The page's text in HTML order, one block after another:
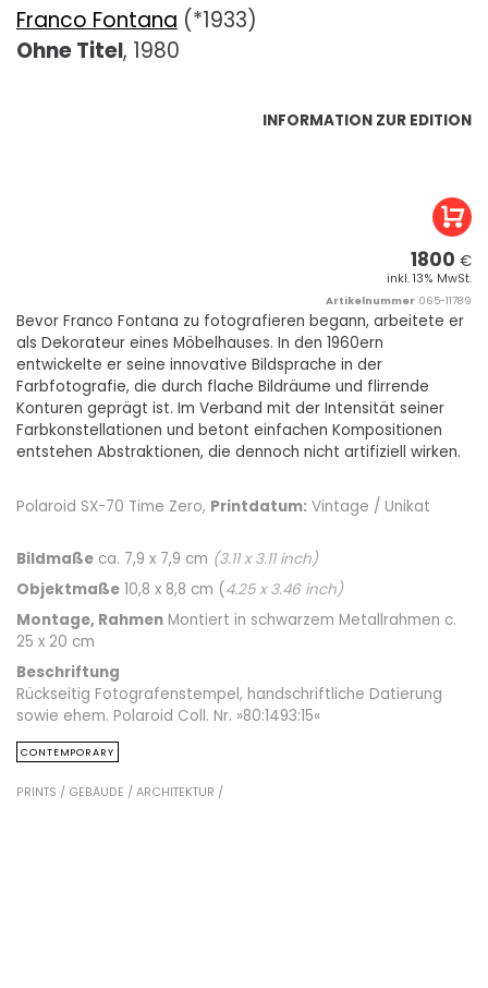
Franco Fontana (*1933)
Ohne Titel, 1980
INFORMATION ZUR EDITION
1800 €
inkl. 13% MwSt.
Artikelnummer 065-11789
Bevor Franco Fontana zu fotografieren begann, arbeitete er
als Dekorateur eines Möbelhauses. In den 1960ern
entwickelte er seine innovative Bildsprache in der
Farbfotografie, die durch flache Bildräume und flirrende
Konturen geprägt ist. Im Verband mit der Intensität seiner
Farbkonstellationen und betont einfachen Kompositionen
entstehen Abstraktionen, die dennoch nicht artifiziell wirken.
Polaroid SX-70 Time Zero, Printdatum: Vintage / Unikat
Bildmaße ca. 7,9 x 7,9 cm (3.11x3.11inch)
Objektmaße 10,8 x 8,8 cm (4.25x3.46 inch)
Montage, Rahmen Montiert in schwarzem Metallrahmen c.
25 x 20 cm
Beschriftung
Rückseitig Fotografenstempel, handschriftliche Datierung
sowie ehem. Polaroid Coll. Nr. »80:1493:15«
CONTEMPORARY
PRINTS / GEBÄUDE / ARCHITEKTUR /